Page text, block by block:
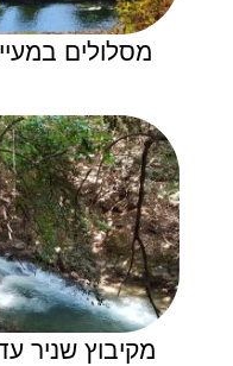
מסלולים
מקיבוץ שניר